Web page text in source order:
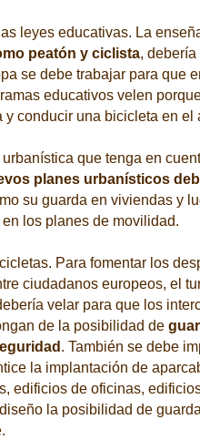
leyes educativas. La
peatón y ciclista,
se debe trabajar para que
educativos velen
y conducir una bicicleta en el
que tenga en
planes urbanísticos
su guarda en viviendas y
los planes de movilidad.
Para fomentar los
ciudadanos europeos, el
velar para que los
de la posibilidad de
. También se debe
la implantación de
edificios de oficinas,
la posibilidad de